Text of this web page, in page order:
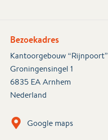
Bezoekadres
Kantoorgebouw “Rijnpoort”
Groningensingel 1
6835 EA Arnhem
Nederland
Google maps